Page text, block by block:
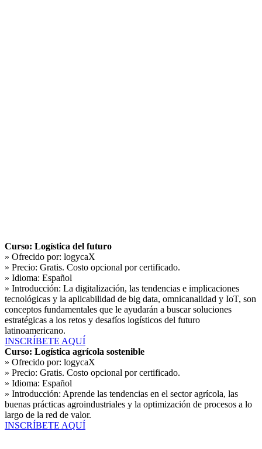
Curso: Logística del futuro
» Ofrecido por: logycaX
» Precio: Gratis. Costo opcional por certificado.
» Idioma: Español
» Introducción: La digitalización, las tendencias e implicaciones
tecnológicas y la aplicabilidad de big data, omnicanalidad y IoT, son
conceptos fundamentales que le ayudarán a buscar soluciones
estratégicas a los retos y desafíos logísticos del futuro
latinoamericano.
INSCRÍBETE AQUÍ
Curso: Logística agrícola sostenible
» Ofrecido por: logycaX
» Precio: Gratis. Costo opcional por certificado.
» Idioma: Español
» Introducción: Aprende las tendencias en el sector agrícola, las
buenas prácticas agroindustriales y la optimización de procesos a lo
largo de la red de valor.
INSCRÍBETE AQUÍ